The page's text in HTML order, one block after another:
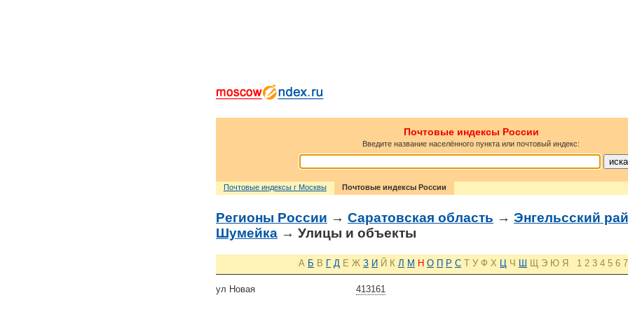
Почтовые индексы России
Введите название населённого пункта или почтовый индекс:
Почтовые индексы г Москвы Почтовые индексы России
Регионы России → Саратовская область → Энгельсский
Шумейка → Улицы и объекты
А Б В Г Д Е Ж З И Й К Л М Н О П Р С Т У Ф Х Ц Ч Ш Щ Э Ю Я 1 2 3 4 5 6 7
413161
ул Новая